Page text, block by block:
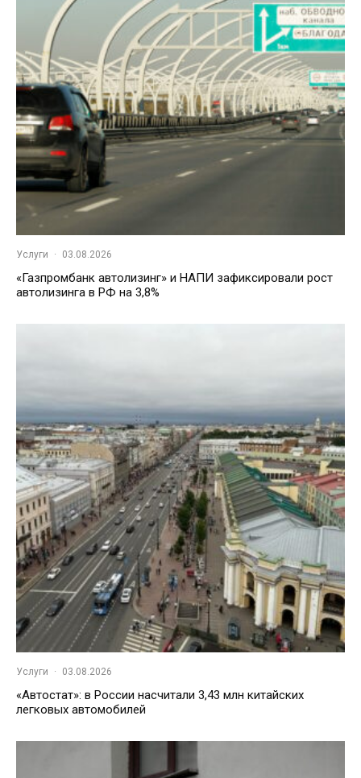
Услуги · 03.08.2026
«Газпромбанк автолизинг» и НАПИ зафиксировали рост
автолизинга в РФ на 3,8%
Услуги · 03.08.2026
«Автостат»: в России насчитали 3,43 млн китайских
легковых автомобилей